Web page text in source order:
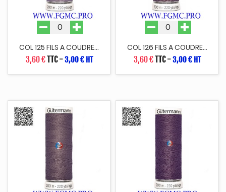
COL 125 FILS A COUDRE...
3,60 €TTC-3,00 € HT
COL 126 FILS A COUDRE...
3,60 €TTC-3,00 € HT